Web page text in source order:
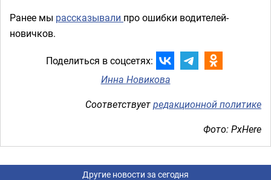
Ранее мы рассказывали про ошибки водителей-
новичков.
Поделиться в соцсетях:
Инна Новикова
Соответствуетредакционной политике
Фото: PxHere
Другие новости за сегодня